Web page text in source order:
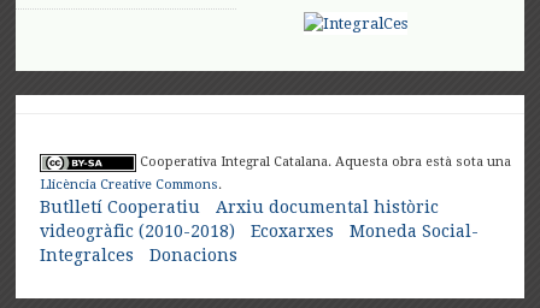
Cooperativa Integral Catalana. Aquesta obra està sota una
Llicència Creative Commons.
Butlletí Cooperatiu
Arxiu documental històric
videogràfic (2010-2018)
Ecoxarxes
Moneda Social-
Integralces
Donacions